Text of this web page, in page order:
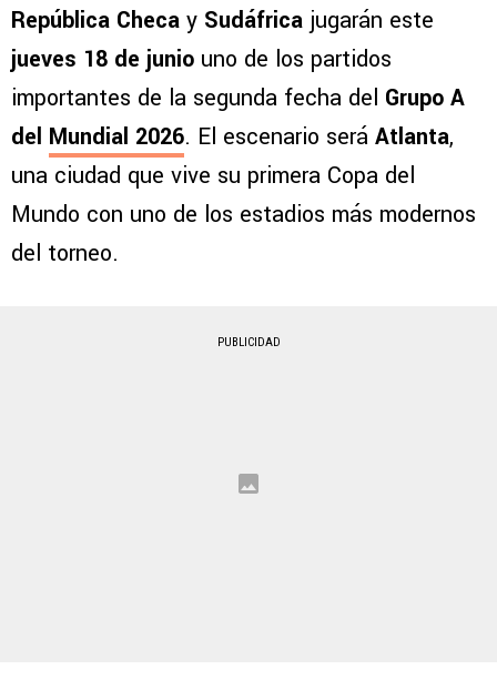
República Checa y Sudáfrica jugarán este
jueves 18 de junio uno de los partidos
importantes de la segunda fecha del Grupo A
del Mundial 2026. El escenario será Atlanta,
una ciudad que vive su primera Copa del
Mundo con uno de los estadios más modernos
del torneo.
PUBLICIDAD